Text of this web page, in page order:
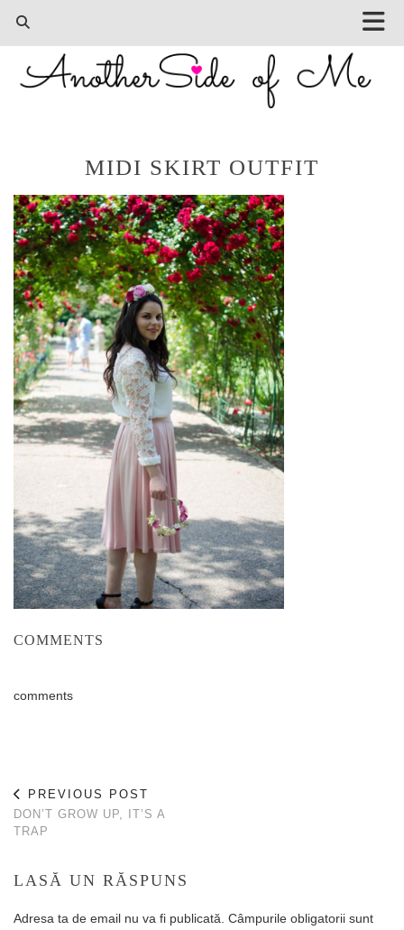
MIDI SKIRT OUTFIT
COMMENTS
comments
PREVIOUS POST
DON’T GROW UP, IT’S A
TRAP
LASĂ UN RĂSPUNS
Adresa ta de email nu va fi publicată. Câmpurile obligatorii sunt